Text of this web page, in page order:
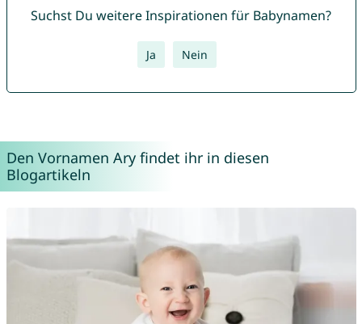
Suchst Du weitere Inspirationen für Babynamen?
Ja Nein
Den Vornamen Ary findet ihr in diesen
Blogartikeln